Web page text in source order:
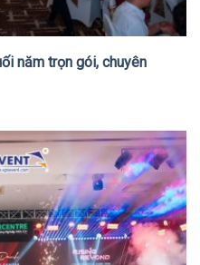
năm trọn gói, chuyên